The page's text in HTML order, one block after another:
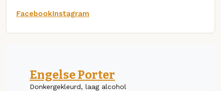
FacebookInstagram
Engelse Porter
Donkergekleurd, laag alcohol